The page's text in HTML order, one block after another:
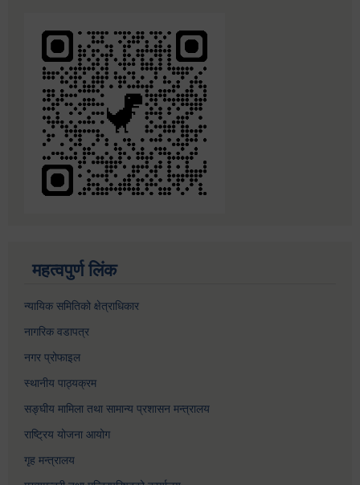
महत्वपुर्ण लिंक
न्यायिक समितिको क्षेत्राधिकार
नागरिक वडापत्र
नगर प्रोफाइल
स्थानीय पाठ्यक्रम
सङ्घीय मामिला तथा सामान्य प्रशासन मन्त्रालय
राष्ट्रिय योजना आयोग
गृह मन्त्रालय